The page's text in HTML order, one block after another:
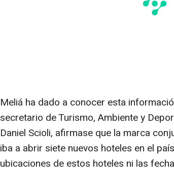
Meliá ha dado a conocer esta
secretario de Turismo, Ambiente y
Daniel Scioli, afirmase que la marca
iba a abrir siete nuevos hoteles en el
ubicaciones de estos hoteles ni las